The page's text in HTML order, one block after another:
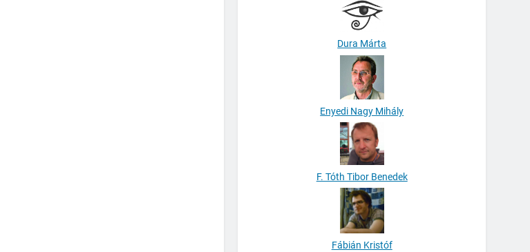
Dura Márta
Enyedi Nagy Mihály
F. Tóth Tibor Benedek
Fábián Kristóf